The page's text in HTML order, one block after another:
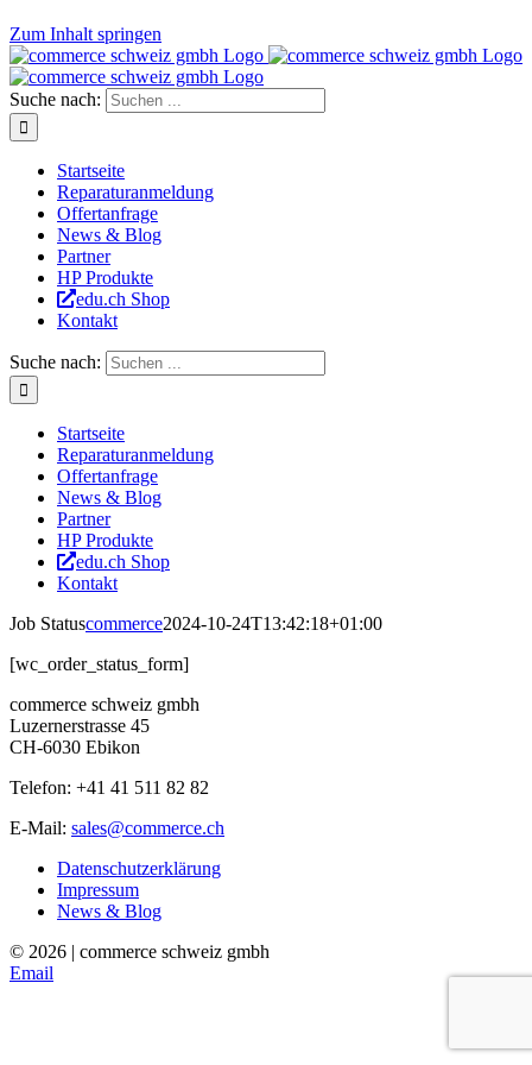
Zum Inhalt springen
Suche nach:
Startseite
Reparaturanmeldung
Offertanfrage
News & Blog
Partner
HP Produkte
edu.ch Shop
Kontakt
Suche nach:
Startseite
Reparaturanmeldung
Offertanfrage
News & Blog
Partner
HP Produkte
edu.ch Shop
Kontakt
Job Statuscommerce2024-10-24T13:42:18+01:00
[wc_order_status_form]
commerce schweiz gmbh
Luzernerstrasse 45
CH-6030 Ebikon
Telefon: +41 41 511 82 82
E-Mail: sales@commerce.ch
Datenschutzerklärung
Impressum
News & Blog
© 2026 | commerce schweiz gmbh
Email